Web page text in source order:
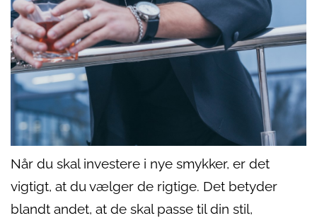
Når du skal investere i nye smykker, er det
vigtigt, at du vælger de rigtige. Det betyder
blandt andet, at de skal passe til din stil,